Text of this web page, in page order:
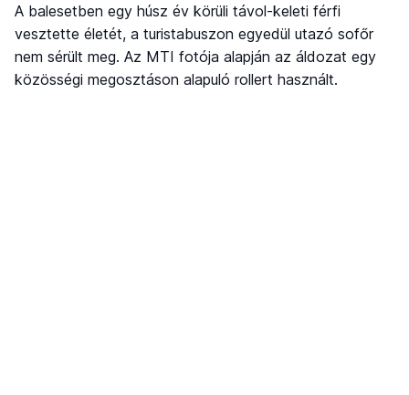
A balesetben egy húsz év körüli távol-keleti férfi
vesztette életét, a turistabuszon egyedül utazó sofőr
nem sérült meg. Az MTI fotója alapján az áldozat egy
közösségi megosztáson alapuló rollert használt.